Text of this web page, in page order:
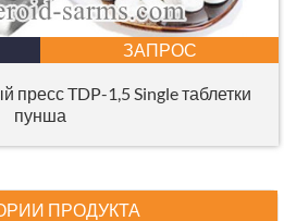
ЗАПРОС
пресс TDP-1,5 Single таблетки
пунша
ПРОДУКТА